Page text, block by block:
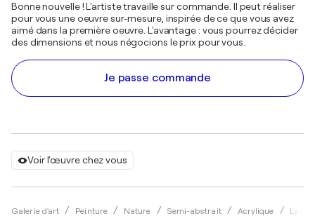
Voir l'œuvre chez vous
Galerie d'art Peinture Nature Semi-abstrait Acrylique Ly-
Bonne nouvelle ! L'artiste travaille sur commande. Il peut réaliser
pour vous une oeuvre sur-mesure, inspirée de ce que vous avez
aimé dans la première oeuvre. L'avantage : vous pourrez décider
des dimensions et nous négocions le prix pour vous.
Je passe commande